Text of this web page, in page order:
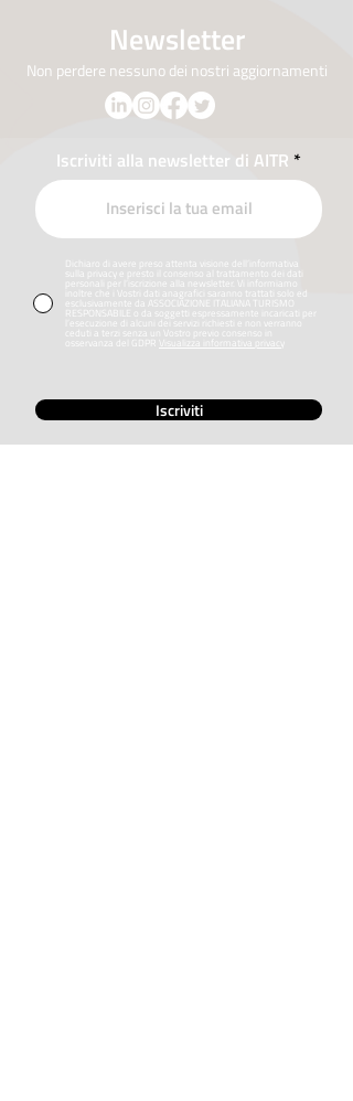
Newsletter
Non perdere nessuno dei nostri aggiornamenti
Iscriviti alla newsletter di AITR
Dichiaro di avere preso attenta visione dell’informativa
sulla privacy e presto il consenso al trattamento dei dati
personali per l’iscrizione alla newsletter. Vi informiamo
inoltre che i Vostri dati anagrafici saranno trattati solo ed
esclusivamente da ASSOCIAZIONE ITALIANA TURISMO
RESPONSABILE o da soggetti espressamente incaricati per
l’esecuzione di alcuni dei servizi richiesti e non verranno
ceduti a terzi senza un Vostro previo consenso in
osservanza del GDPR Visualizza informativa privacy
Iscriviti